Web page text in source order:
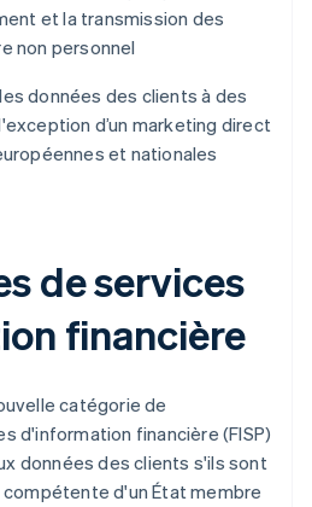
et la transmission des
non personnel
données des clients à des
d’un marketing direct
et nationales
de services
financière
catégorie de
d'information financière (FISP)
données des clients s'ils sont
d'un État membre